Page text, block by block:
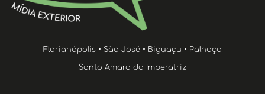
Florianópolis • São José • Biguaçu • Palhoça
Santo Amaro da Imperatriz